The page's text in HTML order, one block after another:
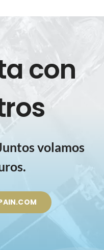
con
volamos